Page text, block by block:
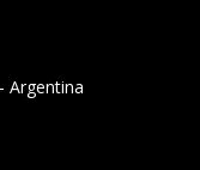
Argentina